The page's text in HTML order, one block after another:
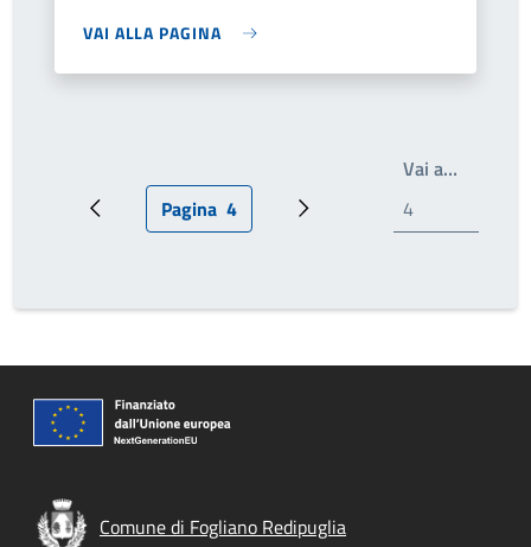
VAI ALLA PAGINA
Pagina precedentePagina attuale
Pagina 4 Prossima pagina
Vai a…
Comune di Fogliano Redipuglia